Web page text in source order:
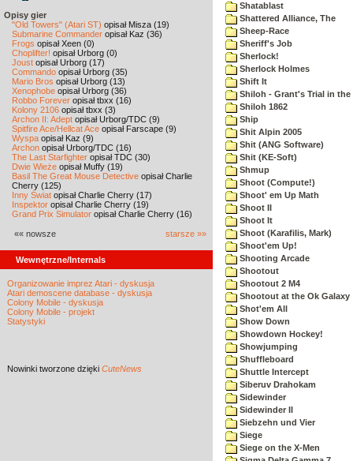
Opisy gier
"Old Towers" (Atari ST) opisał Misza (19)
Submarine Commander opisał Kaz (36)
Frogs opisał Xeen (0)
Choplifter! opisał Urborg (0)
Joust opisał Urborg (17)
Commando opisał Urborg (35)
Mario Bros opisał Urborg (13)
Xenophobe opisał Urborg (36)
Robbo Forever opisał tbxx (16)
Kolony 2106 opisał tbxx (3)
Archon II: Adept opisał Urborg/TDC (9)
Spitfire Ace/Hellcat Ace opisał Farscape (9)
Wyspa opisał Kaz (9)
Archon opisał Urborg/TDC (16)
The Last Starfighter opisał TDC (30)
Dwie Wieże opisał Muffy (19)
Basil The Great Mouse Detective opisał Charlie
Cherry (125)
Inny Świat opisał Charlie Cherry (17)
Inspektor opisał Charlie Cherry (19)
Grand Prix Simulator opisał Charlie Cherry (16)
«« nowsze starsze »»
Wewnętrzne/Internals
Organizowanie imprez Atari - dyskusja
Atari demoscene database - dyskusja
Colony Mobile - dyskusja
Colony Mobile - projekt
Statystyki
Nowinki tworzone dzięki CuteNews
Shatablast
Shattered Alliance, The
Sheep-Race
Sheriff's Job
Sherlock!
Sherlock Holmes
Shift It
Shiloh - Grant's Trial in the
Shiloh 1862
Ship
Shit Alpin 2005
Shit (ANG Software)
Shit (KE-Soft)
Shmup
Shoot (Compute!)
Shoot' em Up Math
Shoot II
Shoot It
Shoot (Karafilis, Mark)
Shoot'em Up!
Shooting Arcade
Shootout
Shootout 2 M4
Shootout at the Ok Galaxy
Shot'em All
Show Down
Showdown Hockey!
Showjumping
Shuffleboard
Shuttle Intercept
Siberuv Drahokam
Sidewinder
Sidewinder II
Siebzehn und Vier
Siege
Siege on the X-Men